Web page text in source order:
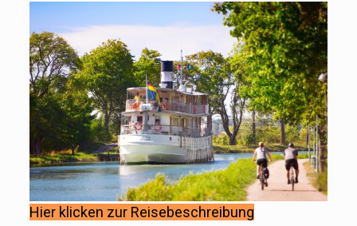
Hier klicken zur Reisebeschreibung